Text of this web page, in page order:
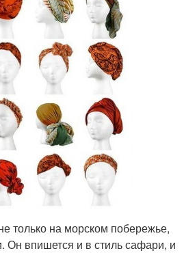
только на морском побережье,
Он впишется и в стиль сафари, и